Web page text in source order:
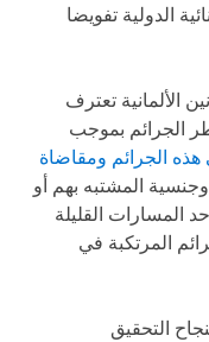
الدولية تفويضا
الألمانية تعترف
الجرائم بموجب
هذه الجرائم ومقاضاة
المشتبه بهم أو
المسارات القليلة
المرتكبة في
التحقيق